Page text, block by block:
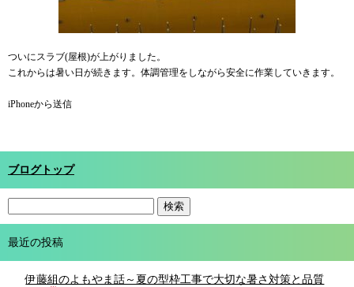
ついにスラブ(屋根)が上がりました。
これからは暑い日が続きます。体調管理をしながら安全に作業していきます。
iPhoneから送信
ブログトップ
最近の投稿
伊藤組のよもやま話～夏の型枠工事で大切な暑さ対策と品質